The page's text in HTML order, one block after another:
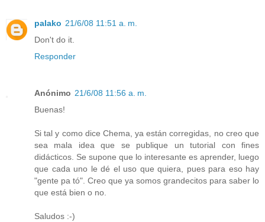
palako 21/6/08 11:51 a. m.
Don't do it.
Responder
Anónimo 21/6/08 11:56 a. m.
Buenas!
Si tal y como dice Chema, ya están corregidas, no creo que
sea mala idea que se publique un tutorial con fines
didácticos. Se supone que lo interesante es aprender, luego
que cada uno le dé el uso que quiera, pues para eso hay
"gente pa tó". Creo que ya somos grandecitos para saber lo
que está bien o no.
Saludos :-)